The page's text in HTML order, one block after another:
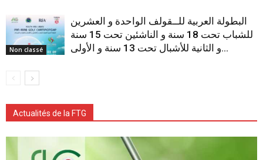
Non classé
البطولة العربية للــقولف الواحدة و العشرين
للشباب تحت 18 سنة و الناشئين تحت 15 سنة
و الثانية للأشبال تحت 13 سنة و الأولى...
Actualités de la FTG